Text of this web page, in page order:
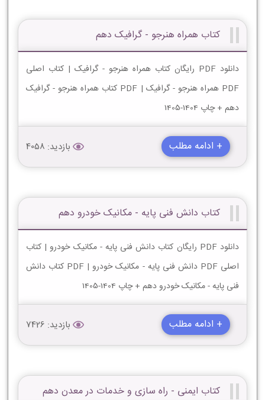
کتاب همراه هنرجو - گرافیک دهم
دانلود PDF رایگان کتاب همراه هنرجو - گرافیک | کتاب اصلی
PDF همراه هنرجو - گرافیک | PDF کتاب همراه هنرجو - گرافیک
دهم + چاپ 1404-1405
+ ادامه مطلب بازدید: 4058
کتاب دانش فنی پایه - مکانیک خودرو دهم
دانلود PDF رایگان کتاب دانش فنی پایه - مکانیک خودرو | کتاب
اصلی PDF دانش فنی پایه - مکانیک خودرو | PDF کتاب دانش
فنی پایه - مکانیک خودرو دهم + چاپ 1404-1405
+ ادامه مطلب بازدید: 7426
کتاب ایمنی - راه سازی و خدمات در معدن دهم